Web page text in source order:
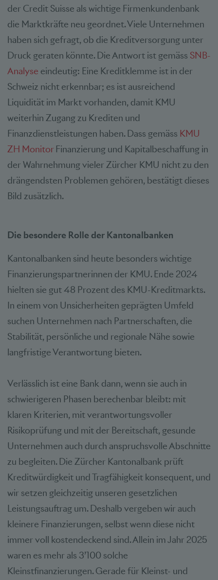
der Credit Suisse als wichtige Firmenkundenbank
die Marktkräfte neu geordnet. Viele Unternehmen
haben sich gefragt, ob die Kreditversorgung unter
Druck geraten könnte. Die Antwort ist gemäss SNB-
Analyse eindeutig: Eine Kreditklemme ist in der
Schweiz nicht erkennbar; es ist ausreichend
Liquidität im Markt vorhanden, damit KMU
weiterhin Zugang zu Krediten und
Finanzdienstleistungen haben. Dass gemäss KMU
ZH Monitor Finanzierung und Kapitalbeschaffung in
der Wahrnehmung vieler Zürcher KMU nicht zu den
drängendsten Problemen gehören, bestätigt dieses
Bild zusätzlich.
Die besondere Rolle der Kantonalbanken
Kantonalbanken sind heute besonders wichtige
Finanzierungspartnerinnen der KMU. Ende 2024
hielten sie gut 48 Prozent des KMU-Kreditmarkts.
In einem von Unsicherheiten geprägten Umfeld
suchen Unternehmen nach Partnerschaften, die
Stabilität, persönliche und regionale Nähe sowie
langfristige Verantwortung bieten.
Verlässlich ist eine Bank dann, wenn sie auch in
schwierigeren Phasen berechenbar bleibt: mit
klaren Kriterien, mit verantwortungsvoller
Risikoprüfung und mit der Bereitschaft, gesunde
Unternehmen auch durch anspruchsvolle Abschnitte
zu begleiten. Die Zürcher Kantonalbank prüft
Kreditwürdigkeit und Tragfähigkeit konsequent, und
wir setzen gleichzeitig unseren gesetzlichen
Leistungsauftrag um. Deshalb vergeben wir auch
kleinere Finanzierungen, selbst wenn diese nicht
immer voll kostendeckend sind. Allein im Jahr 2025
waren es mehr als 3’100 solche
Kleinstfinanzierungen. Gerade für Kleinst- und